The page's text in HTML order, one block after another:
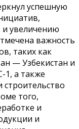
успешную
и увеличению
важность
таких как
— Узбекистан и
1, а также
строительство
того,
и
и